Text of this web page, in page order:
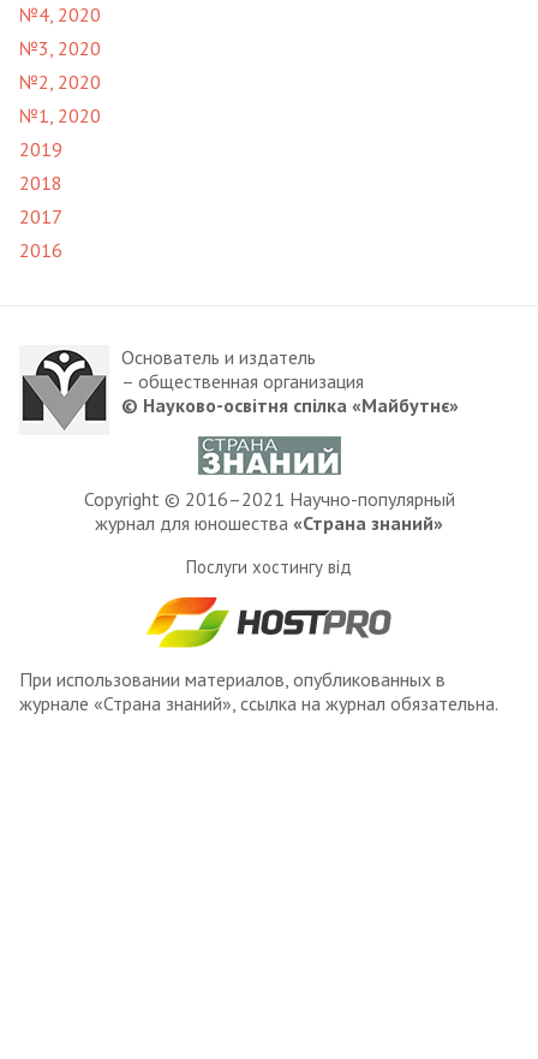
№4, 2020
№3, 2020
№2, 2020
№1, 2020
2019
2018
2017
2016
Основатель и издатель
– общественная организация
© Науково-освітня спілка «Майбутнє»
Copyright © 2016–2021 Научно-популярный
журнал для юношества «Страна знаний»
Послуги хостингу від
При использовании материалов, опубликованных в
журнале «Страна знаний», ссылка на журнал обязательна.